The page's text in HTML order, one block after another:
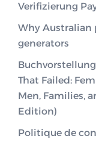
Verifizierung
Why Australian
generators
That Failed:
Men, Families,
Edition)
Politique de